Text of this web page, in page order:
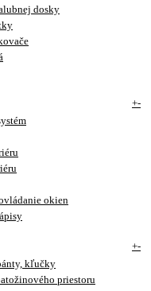
dosky
+-
okien
+-
kľučky
priestoru